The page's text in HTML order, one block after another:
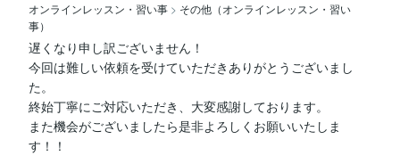
オンラインレッスン・習い事 > その他（オンラインレッスン・習い
事）
遅くなり申し訳ございません！
今回は難しい依頼を受けていただきありがとうございまし
た。
終始丁寧にご対応いただき、大変感謝しております。
また機会がございましたら是非よろしくお願いいたしま
す！！